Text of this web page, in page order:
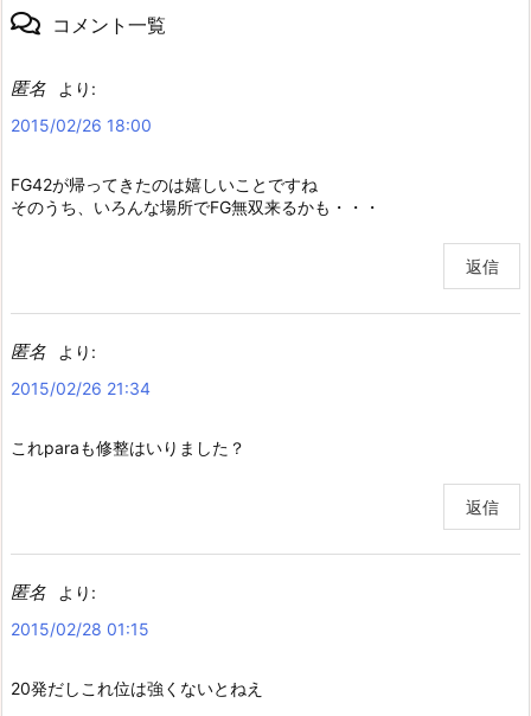
コメント一覧
匿名
より:
2015/02/26 18:00
FG42が帰ってきたのは嬉しいことですね
そのうち、いろんな場所でFG無双来るかも・・・
返信
匿名
より:
2015/02/26 21:34
これparaも修整はいりました？
返信
匿名
より:
2015/02/28 01:15
20発だしこれ位は強くないとねえ